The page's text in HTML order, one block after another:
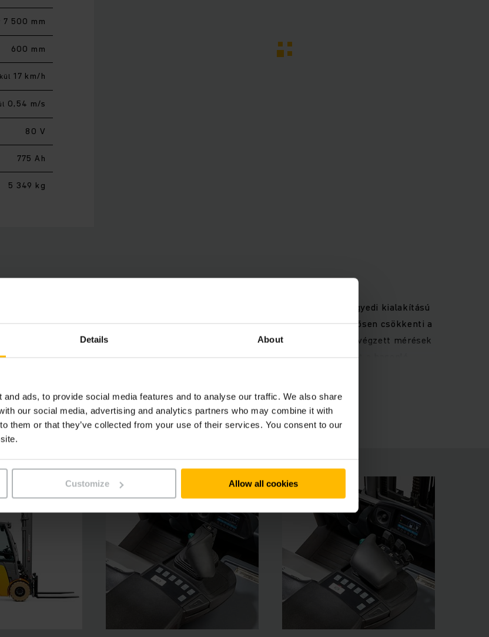
Details About
ads, to provide social media features and to analyse our traffic. We also share
our social media, advertising and analytics partners who may combine it with
them or that they’ve collected from your use of their services. You consent to our
Customize Allow all cookies
7 500 mm
600 mm
17 km/h
0,54 m/s
80 V
775 Ah
5 349 kg
targoncáink ideálisak különböző beltéri és kültéri alkalmazásokhoz – az egyedi kialakítású
a nehéz rakományok gyors rakodásáig. A PureEnergy koncepció jelentősen csökkenti a
legfejlettebb váltóáramú technológiának köszönhetően. VDI-ciklusok alapján végzett mérések
rakodási teljesítmény esetén is akár 10 %-kal kevesebb energiát fogyaszt, mint a hasonló
biztosító kompakt emelőoszlop a piacon elérhető legjobb kilátást nyújtja a kezelő számára.
biztonságot nyújtanak. Az ergonómiailag kiforrott és intuitívan kezelhető 4-es sorozatú EFG